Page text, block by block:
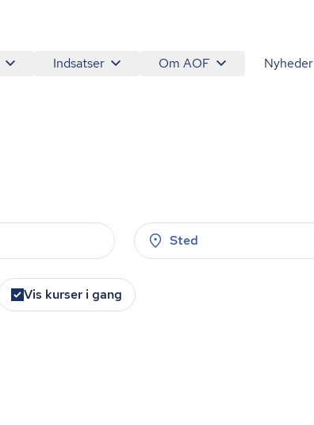
Indsatser Om AOF Nyheder
Sted
Vis kurser i gang